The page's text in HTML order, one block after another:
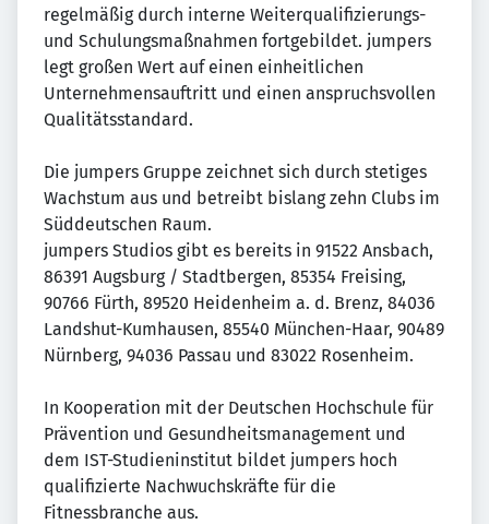
regelmäßig durch interne Weiterqualifizierungs-
und Schulungsmaßnahmen fortgebildet. jumpers
legt großen Wert auf einen einheitlichen
Unternehmensauftritt und einen anspruchsvollen
Qualitätsstandard.
Die jumpers Gruppe zeichnet sich durch stetiges
Wachstum aus und betreibt bislang zehn Clubs im
Süddeutschen Raum.
jumpers Studios gibt es bereits in 91522 Ansbach,
86391 Augsburg / Stadtbergen, 85354 Freising,
90766 Fürth, 89520 Heidenheim a. d. Brenz, 84036
Landshut-Kumhausen, 85540 München-Haar, 90489
Nürnberg, 94036 Passau und 83022 Rosenheim.
In Kooperation mit der Deutschen Hochschule für
Prävention und Gesundheitsmanagement und
dem IST-Studieninstitut bildet jumpers hoch
qualifizierte Nachwuchskräfte für die
Fitnessbranche aus.